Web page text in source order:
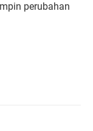
perubahan